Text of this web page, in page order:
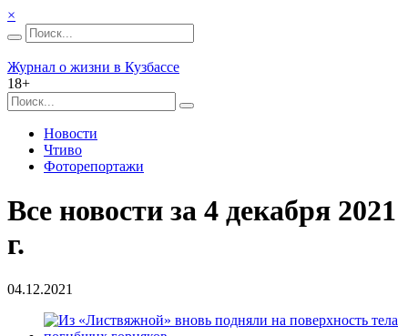
×
Журнал о жизни в Кузбассе
18+
Новости
Чтиво
Фоторепортажи
Все новости за 4 декабря 2021
г.
04.12.2021